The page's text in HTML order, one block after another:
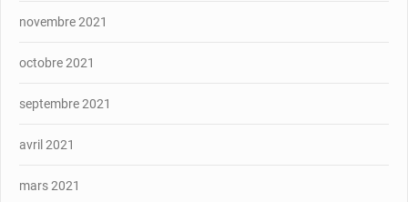
novembre 2021
octobre 2021
septembre 2021
avril 2021
mars 2021